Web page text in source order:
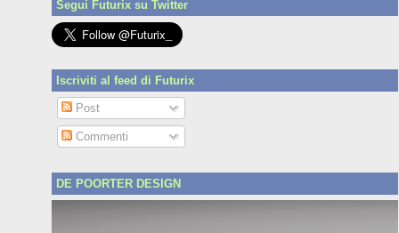
Segui Futurix su Twitter
Iscriviti al feed di Futurix
Post
Commenti
DE POORTER DESIGN